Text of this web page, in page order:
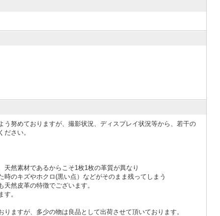
努めておりますが、撮影状況、ディスプレイ状況等から、若干の
さい。
然素材であるからこそ1枚1枚の革質が異なり
のキズやホクロ(黒い点）などがそのまま残ってしまう
然皮革の特徴でございます。
。
ますが、多少の物は良品として出荷させて頂いております。